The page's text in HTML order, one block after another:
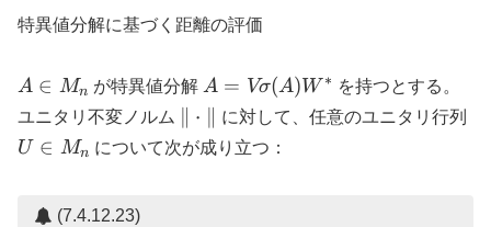
特異値分解に基づく距離の評価
A
\in
M_n
A ∈ Mn が特異値分解 A = V
\sigma(A)
W^*
A = Vσ(A)W ∗ を持つとする。
ユニタリ不変ノルム \|
\cdot
\|
⋅ に対して、任意のユニタリ行列
U ∈ Mn について次が成り立つ：
(7.4.12.23)